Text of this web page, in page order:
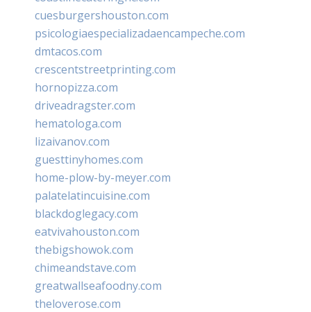
cuesburgershouston.com
psicologiaespecializadaencampeche.com
dmtacos.com
crescentstreetprinting.com
hornopizza.com
driveadragster.com
hematologa.com
lizaivanov.com
guesttinyhomes.com
home-plow-by-meyer.com
palatelatincuisine.com
blackdoglegacy.com
eatvivahouston.com
thebigshowok.com
chimeandstave.com
greatwallseafoodny.com
theloverose.com